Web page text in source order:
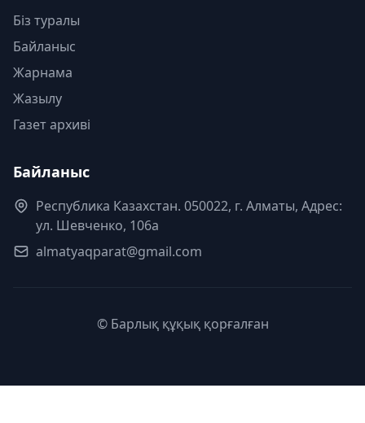
Біз туралы
Байланыс
Жарнама
Жазылу
Газет архиві
Байланыс
Республика Казахстан. 050022, г. Алматы, Адрес:
ул. Шевченко, 106а
almatyaqparat@gmail.com
© Барлық құқық қорғалған